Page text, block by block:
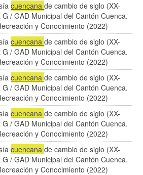
cuencanade cambio de siglo (XX-
G / GAD Municipal del Cantón Cuenca.
y Conocimiento (2022)
cuencanade cambio de siglo (XX-
G / GAD Municipal del Cantón Cuenca.
y Conocimiento (2022)
cuencanade cambio de siglo (XX-
G / GAD Municipal del Cantón Cuenca.
y Conocimiento (2022)
cuencanade cambio de siglo (XX-
G / GAD Municipal del Cantón Cuenca.
y Conocimiento (2022)
cuencanade cambio de siglo (XX-
G / GAD Municipal del Cantón Cuenca.
y Conocimiento (2022)